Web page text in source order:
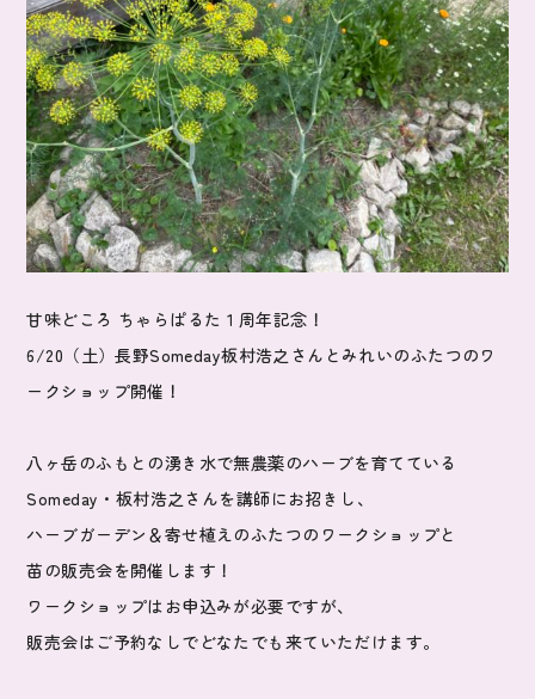
甘味どころ ちゃらぱるた１周年記念！
6/20（土）長野Someday板村浩之さんとみれいのふたつのワ
ークショップ開催！
八ヶ岳のふもとの湧き水で無農薬のハーブを育てている
Someday・板村浩之さんを講師にお招きし、
ハーブガーデン＆寄せ植えのふたつのワークショップと
苗の販売会を開催します！
ワークショップはお申込みが必要ですが、
販売会はご予約なしでどなたでも来ていただけます。